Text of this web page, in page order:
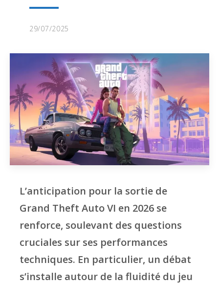
29/07/2025
L’anticipation pour la sortie de
Grand Theft Auto VI en 2026 se
renforce, soulevant des questions
cruciales sur ses performances
techniques. En particulier, un débat
s’installe autour de la fluidité du jeu